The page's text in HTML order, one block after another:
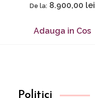
De la: 8.900,00 lei
Adauga in Cos
Politici